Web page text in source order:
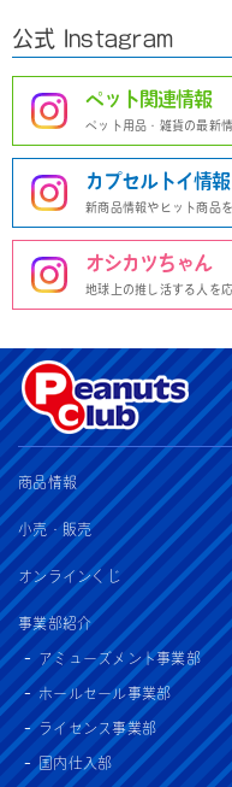
公式 Instagram
ペット関連情報
ペット用品・雑貨の最新
カプセルトイ情報
新商品情報やヒット商品
オシカツちゃん
地球上の推し活する人を応
商品情報
小売・販売
オンラインくじ
事業部紹介
アミューズメント事業部
ホールセール事業部
ライセンス事業部
国内仕入部